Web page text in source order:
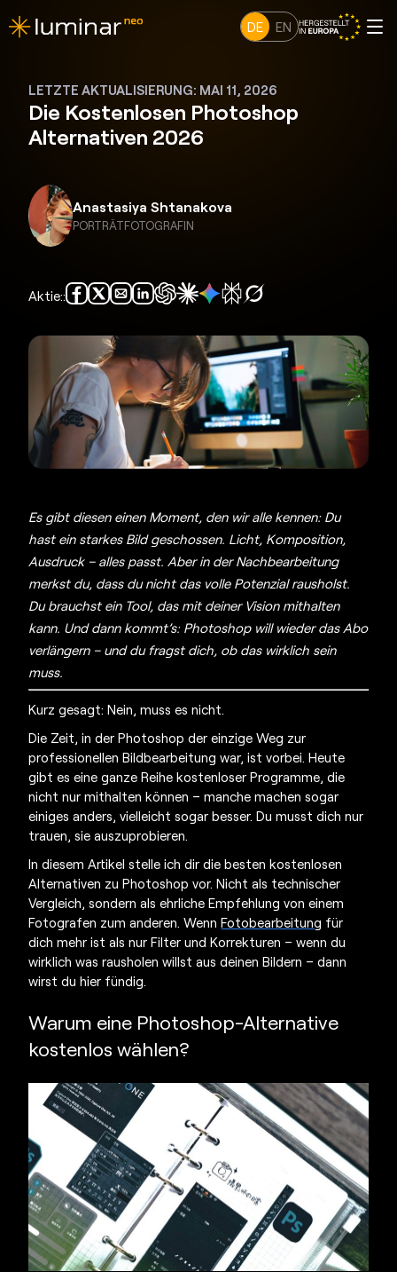
DE EN
LETZTE AKTUALISIERUNG: MAI 11, 2026
Die Kostenlosen Photoshop
Alternativen 2026
Anastasiya Shtanakova
PORTRÄTFOTOGRAFIN
Aktie::
Es gibt diesen einen Moment, den wir alle kennen: Du
hast ein starkes Bild geschossen. Licht, Komposition,
Ausdruck – alles passt. Aber in der Nachbearbeitung
merkst du, dass du nicht das volle Potenzial rausholst.
Du brauchst ein Tool, das mit deiner Vision mithalten
kann. Und dann kommt’s: Photoshop will wieder das Abo
verlängern – und du fragst dich, ob das wirklich sein
muss.
Kurz gesagt: Nein, muss es nicht.
Die Zeit, in der Photoshop der einzige Weg zur
professionellen Bildbearbeitung war, ist vorbei. Heute
gibt es eine ganze Reihe kostenloser Programme, die
nicht nur mithalten können – manche machen sogar
einiges anders, vielleicht sogar besser. Du musst dich nur
trauen, sie auszuprobieren.
In diesem Artikel stelle ich dir die besten kostenlosen
Alternativen zu Photoshop vor. Nicht als technischer
Vergleich, sondern als ehrliche Empfehlung von einem
Fotografen zum anderen. Wenn Fotobearbeitung für
dich mehr ist als nur Filter und Korrekturen – wenn du
wirklich was rausholen willst aus deinen Bildern – dann
wirst du hier fündig.
Warum eine Photoshop-Alternative
kostenlos wählen?